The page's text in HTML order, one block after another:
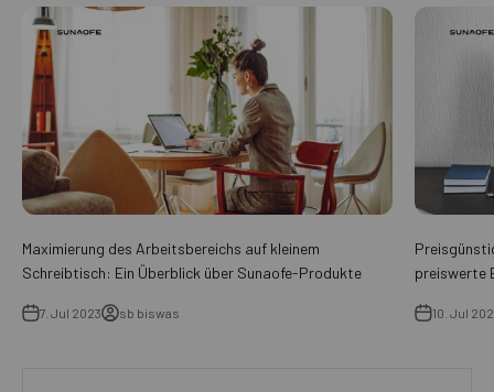
Maximierung des Arbeitsbereichs auf kleinem
Schreibtisch: Ein Überblick über Sunaofe-Produkte
7. Jul 2023 sb biswas
preiswerte
10. Jul